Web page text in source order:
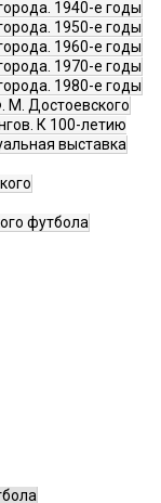
1940-е годы
1950-е годы
1960-е годы
1970-е годы
1980-е годы
М. Достоевского
К 100-летию
выставка
футбола